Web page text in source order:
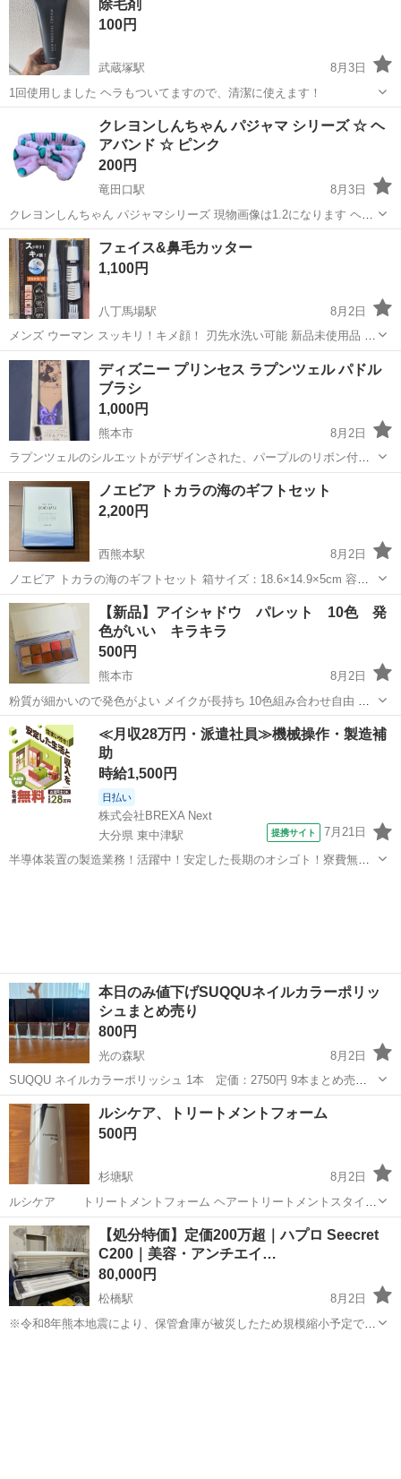
除毛剤
100円
武蔵塚駅
8月3日
1回使用しました ヘラもついてますので、清潔に使えます！
ヘラ
クレヨンしんちゃん パジャマ シリーズ ☆ ヘ
アバンド ☆ ピンク
200円
竜田口駅
8月3日
クレヨンしんちゃん パジャマシリーズ 現物画像は1.2になります ヘア
バンド ※同じ柄のパジャマ型巾着も出品中！ ピンク #断捨離クレヨン
熊本 熊本市 竜田口駅 スキンケア
フェイス&鼻毛カッター
1,100円
八丁馬場駅
8月2日
メンズ ウーマン スッキリ！キメ顔！ 刃先水洗い可能 新品未使用品 簡
易梱包 ・2イン1設計！アタッチメントを変えてまゆ毛＆鼻毛カッター
携帯便利なスリムデザイン、ムダ毛ケアにマルチに使える。 ・まゆ毛
カッターの刃...
熊本 熊本市 八丁馬場駅 スキンケア カッター
ディズニー プリンセス ラプンツェル パドル
ブラシ
1,000円
熊本市
8月2日
ラプンツェルのシルエットがデザインされた、パープルのリボン付き
パドルブラシです。 - キャラクター: ラプンツェル - 製品タイプ: パド
ルブラシ - 素材: ABS, SBR, PP, ポリエステル - メーカー: フリ...
熊本 熊本市 その他
ノエビア トカラの海のギフトセット
2,200円
西熊本駅
8月2日
ノエビア トカラの海のギフトセット 箱サイズ：18.6×14.9×5cm 容
量：シャンプー300mL、コンディショナー210g 各1本 NOEVIR
熊本 熊本市 西熊本駅 ヘアケア ノエビア
【新品】アイシャドウ パレット 10色 発
色がいい キラキラ
500円
熊本市
8月2日
粉質が細かいので発色がよい メイクが長持ち 10色組み合わせ自由 絶
対オススメしたいアイシャドウです○ 私も愛用中 サイズ 19.1 x 14.5 x
2.7 cm 粉質が細かい、優れた延性 このアイシャドウパレッド...
熊本 熊本市 化粧品 結婚式
≪月収28万円・派遣社員≫機械操作・製造補
助
時給1,500円
日払い
株式会社BREXA Next
大分県 東中津駅
提携サイト 7月21日
半導体装置の製造業務！活躍中！安定した長期のオシゴト！寮費無料
本日のみ値下げSUQQUネイルカラーポリッ
シュまとめ売り
800円
光の森駅
8月2日
SUQQU ネイルカラーポリッシュ 1本 定価：2750円 9本まとめ売り
定番色、限定色あります。 速乾性がとても良く、はがれにくいポリッ
シュです＾＾ ほぼ使用してないものもあります。
熊本 菊池郡 光の森駅 ネイル
ルシケア、トリートメントフォーム
500円
杉塘駅
8月2日
ルシケア トリートメントフォーム ヘアートリートメントスタイリ
ング剤です。 未開封ですが今回の地震で棚から落ちて ビニールが捲れ
てる部分があります。 写真参照して下さい。 気になる方はご遠慮下さ
い。
熊本 熊本市 杉塘駅 ヘアケア
【処分特価】定価200万超｜ハプロ Seecret
C200｜美容・アンチエイ…
80,000円
松橋駅
8月2日
※令和8年熊本地震により、保管倉庫が被災したため規模縮小予定で